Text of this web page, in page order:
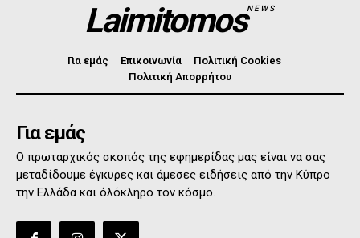
LaimitomosNEWS
Για εμάς Επικοινωνία
Πολιτική Cookies
Πολιτική Απορρήτου
Για εμάς
Ο πρωταρχικός σκοπός της εφημερίδας μας είναι να σας
μεταδίδουμε έγκυρες και άμεσες ειδήσεις από την Κύπρο
την Ελλάδα και όλόκληρο τον κόσμο.